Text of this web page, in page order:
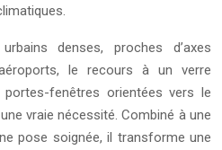
denses, proches d’axes
le recours à un verre
fenêtres orientées vers le
vraie nécessité. Combiné à une
pose soignée, il transforme une